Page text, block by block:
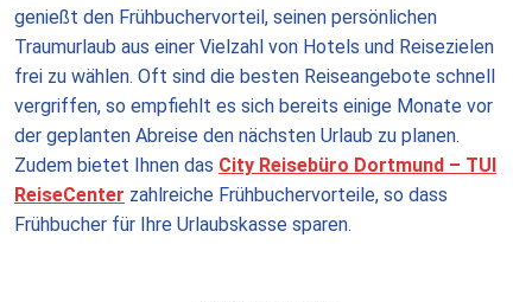
genießt den Frühbuchervorteil, seinen persönlichen
Traumurlaub aus einer Vielzahl von Hotels und Reisezielen
frei zu wählen. Oft sind die besten Reiseangebote schnell
vergriffen, so empfiehlt es sich bereits einige Monate vor
der geplanten Abreise den nächsten Urlaub zu planen.
Zudem bietet Ihnen das City Reisebüro Dortmund – TUI
ReiseCenter zahlreiche Frühbuchervorteile, so dass
Frühbucher für Ihre Urlaubskasse sparen.